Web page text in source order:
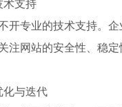
术支持
开专业的技术支持。
注网站的安全性、稳
化与迭代